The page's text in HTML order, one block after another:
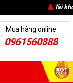
Tài
Mua hàng online
0961560888